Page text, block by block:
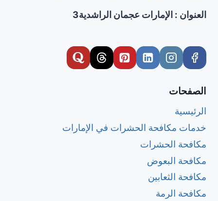
العنوان : الإمارات عجمان الراشدية3
الصفحات
الرئيسية
خدمات مكافحة الحشرات في الإمارات
مكافحة الحشرات
مكافحة البعوض
مكافحة الثعابين
مكافحة الرمة